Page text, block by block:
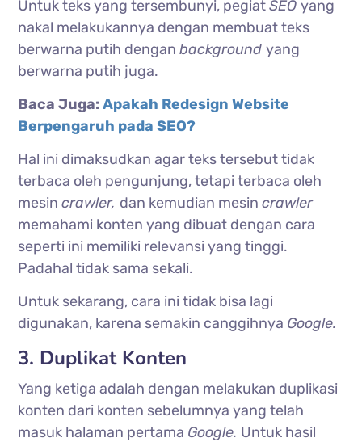
Untuk teks yang tersembunyi, pegiatSEOyang
nakal melakukannya dengan membuat teks
berwarna putih denganbackgroundyang
berwarna putih juga.
Baca Juga:Apakah Redesign Website
Berpengaruh pada SEO?
Hal ini dimaksudkan agar teks tersebut tidak
terbaca oleh pengunjung, tetapi terbaca oleh
mesincrawler, dan kemudian mesincrawler
memahami konten yang dibuat dengan cara
seperti ini memiliki relevansi yang tinggi.
Padahal tidak sama sekali.
Untuk sekarang, cara ini tidak bisa lagi
digunakan, karena semakin canggihnya Google.
3. Duplikat Konten
Yang ketiga adalah dengan melakukan duplikasi
konten dari konten sebelumnya yang telah
masuk halaman pertama Google. Untuk hasil